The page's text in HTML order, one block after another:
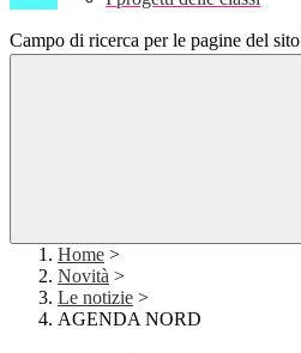
Campo di ricerca per le pagine del sito
Home >
Novità >
Le notizie >
AGENDA NORD